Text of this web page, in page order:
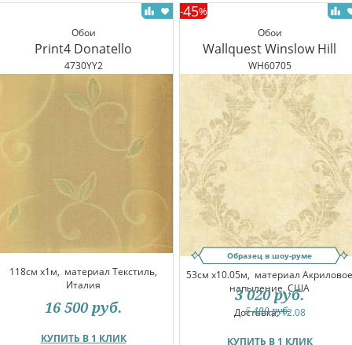
Обои
Print4 Donatello
4730YY2
118см x1м, материал Текстиль,
Италия
КУПИТЬ В 1 КЛИК
16 500 руб.
Обои
Wallquest Winslow Hill
WH60705
-45%
Образец в шоу-руме
53см x10.05м, материал Акриловое
напыление, США
Доставка:12.08
КУПИТЬ В 1 КЛИК
5 490руб.
3 020 руб.